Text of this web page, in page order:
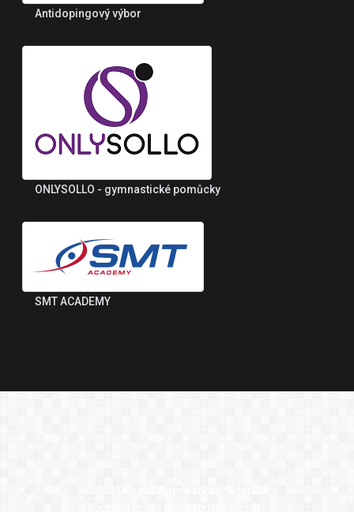
Antidopingový výbor
ONLYSOLLO - gymnastické pomůcky
SMT ACADEMY